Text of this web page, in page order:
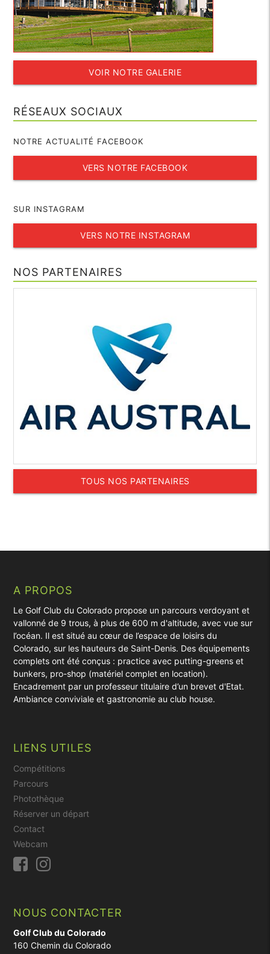
VOIR NOTRE GALERIE
RÉSEAUX SOCIAUX
NOTRE ACTUALITÉ FACEBOOK
VERS NOTRE FACEBOOK
SUR INSTAGRAM
VERS NOTRE INSTAGRAM
NOS PARTENAIRES
TOUS NOS PARTENAIRES
A PROPOS
Le Golf Club du Colorado propose un parcours verdoyant et
vallonné de 9 trous, à plus de 600 m d'altitude, avec vue sur
l’océan. Il est situé au cœur de l’espace de loisirs du
Colorado, sur les hauteurs de Saint-Denis. Des équipements
complets ont été conçus : practice avec putting-greens et
bunkers, pro-shop (matériel complet en location).
Encadrement par un professeur titulaire d’un brevet d'Etat.
Ambiance conviviale et gastronomie au club house.
LIENS UTILES
Compétitions
Parcours
Photothèque
Réserver un départ
Contact
Webcam
NOUS CONTACTER
Golf Club du Colorado
160 Chemin du Colorado